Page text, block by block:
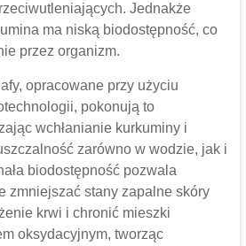
Jednakże
ma niską biodostępność, co
przez organizm.
opracowane przy użyciu
pokonują to
wchłanianie kurkuminy i
zarówno w wodzie, jak i
biodostępność pozwala
zmniejszać stany zapalne skóry
krwi i chronić mieszki
oksydacyjnym, tworząc